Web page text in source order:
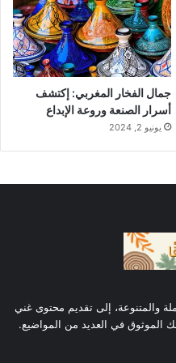
كهربائية ذاتية
الطويلة
أكثر تحديدًا وتستهدف
الكلمات
جمال الفخار المغربي: إكتشف
أسرار الصنعة وروعة الإبداع
يونيو 2, 2024
والمتنوعة، إلى تقديم محتوى غني
الموثوق في العديد من المواضيع.